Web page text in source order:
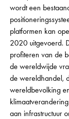
wordt een
platformen kan
2020 uitgevoerd.
profiteren van de
de wereldwijde
de wereldhandel,
wereldbevolking
aan infrastructuur